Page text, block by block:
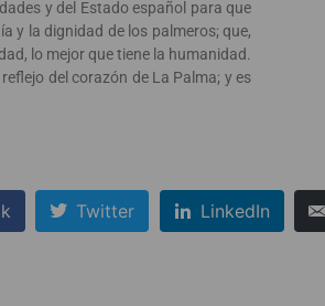
y del Estado español para que
y la dignidad de los palmeros; que,
lo mejor que tiene la humanidad.
del corazón de La Palma; y es
Twitter LinkedIn